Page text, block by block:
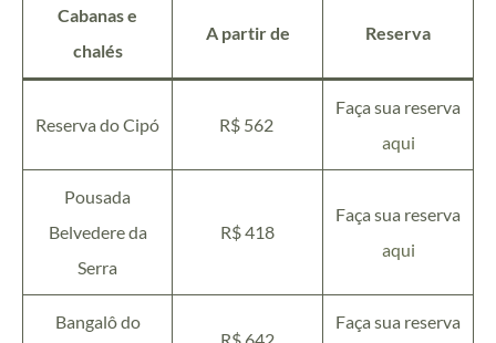
Cabanas e
chalés
A partir de Reserva
Reserva do Cipó R$ 562
Faça sua reserva
aqui
Pousada
Belvedere da
Serra
R$ 418
Faça sua reserva
aqui
Bangalô do
Faça sua reserva